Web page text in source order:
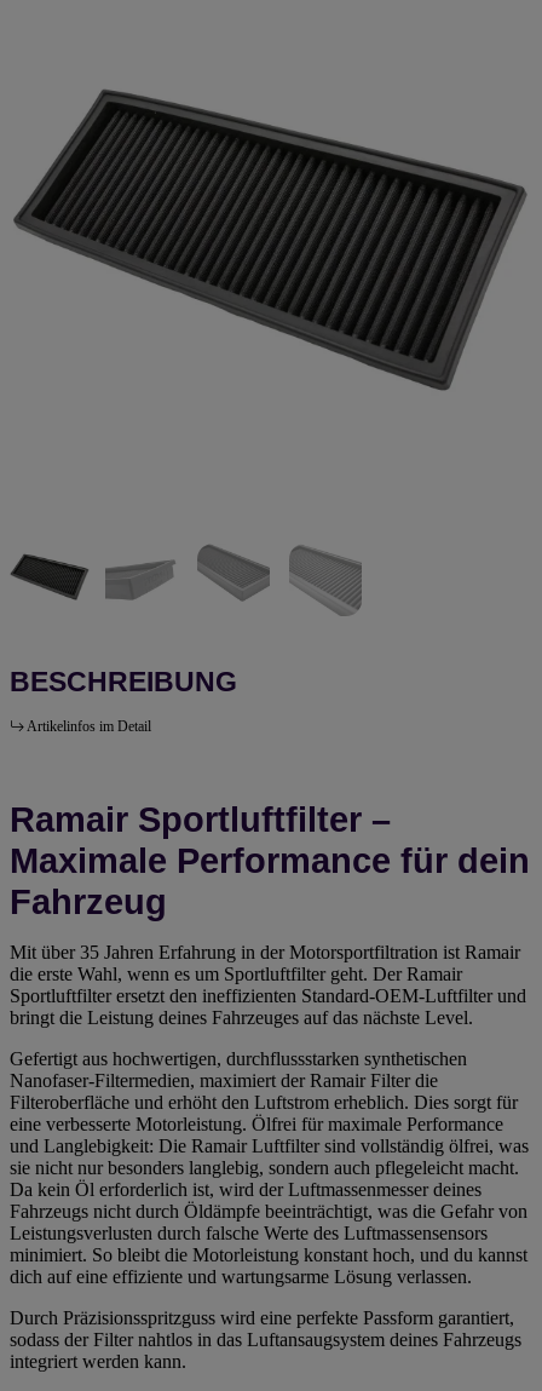
BESCHREIBUNG
Artikelinfos im Detail
Ramair Sportluftfilter –
Maximale Performance für dein
Fahrzeug
Mit über 35 Jahren Erfahrung in der Motorsportfiltration ist Ramair
die erste Wahl, wenn es um Sportluftfilter geht. Der Ramair
Sportluftfilter ersetzt den ineffizienten Standard-OEM-Luftfilter und
bringt die Leistung deines Fahrzeuges auf das nächste Level.
Gefertigt aus hochwertigen, durchflussstarken synthetischen
Nanofaser-Filtermedien, maximiert der Ramair Filter die
Filteroberfläche und erhöht den Luftstrom erheblich. Dies sorgt für
eine verbesserte Motorleistung. Ölfrei für maximale Performance
und Langlebigkeit: Die Ramair Luftfilter sind vollständig ölfrei, was
sie nicht nur besonders langlebig, sondern auch pflegeleicht macht.
Da kein Öl erforderlich ist, wird der Luftmassenmesser deines
Fahrzeugs nicht durch Öldämpfe beeinträchtigt, was die Gefahr von
Leistungsverlusten durch falsche Werte des Luftmassensensors
minimiert. So bleibt die Motorleistung konstant hoch, und du kannst
dich auf eine effiziente und wartungsarme Lösung verlassen.
Durch Präzisionsspritzguss wird eine perfekte Passform garantiert,
sodass der Filter nahtlos in das Luftansaugsystem deines Fahrzeugs
integriert werden kann.